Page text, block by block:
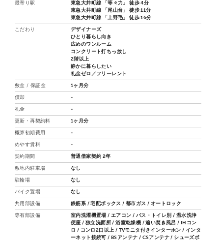
最寄り駅
東急大井町線 「等々力」 徒歩 4分
東急大井町線 「尾山台」 徒歩 11分
東急大井町線 「上野毛」 徒歩 16分
こだわり
デザイナーズ
ひとり暮らし向き
広めのワンルーム
コンクリート打ちっ放し
2階以上
静かに暮らしたい
礼金ゼロ／フリーレント
敷金 / 保証金 1ヶ月分
償却 -
礼金 -
更新・再契約料 1ヶ月分
概算初期費用 -
めやす賃料 -
契約期間 普通借家契約 2年
敷地内駐車場 なし
駐輪場 なし
バイク置場 なし
共用部設備 鉄筋系 / 宅配ボックス / 都市ガス / オートロック
専有部設備
室内洗濯機置場 / エアコン / バス・トイレ別 / 温水洗浄
便座 / 独立洗面所 / 浴室乾燥機 / 追い焚き風呂 / IHコン
ロ / コンロ2口以上 / TVモニタ付きインターホン / インタ
ーネット接続可 / BSアンテナ / CSアンテナ / シューズボ